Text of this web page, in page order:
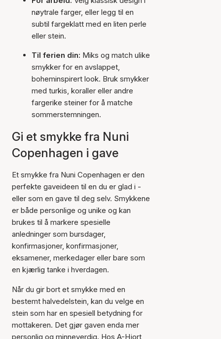
nøytrale farger, eller legg til en
subtil fargeklatt med en liten perle
eller stein.
Til ferien din: Miks og match ulike
smykker for en avslappet,
boheminspirert look. Bruk smykker
med turkis, koraller eller andre
fargerike steiner for å matche
sommerstemningen.
Gi et smykke fra Nuni
Copenhagen i gave
Et smykke fra Nuni Copenhagen er den
perfekte gaveideen til en du er glad i -
eller som en gave til deg selv. Smykkene
er både personlige og unike og kan
brukes til å markere spesielle
anledninger som bursdager,
konfirmasjoner, konfirmasjoner,
eksamener, merkedager eller bare som
en kjærlig tanke i hverdagen.
Når du gir bort et smykke med en
bestemt halvedelstein, kan du velge en
stein som har en spesiell betydning for
mottakeren. Det gjør gaven enda mer
personlig og minneverdig. Hos A-Hjort